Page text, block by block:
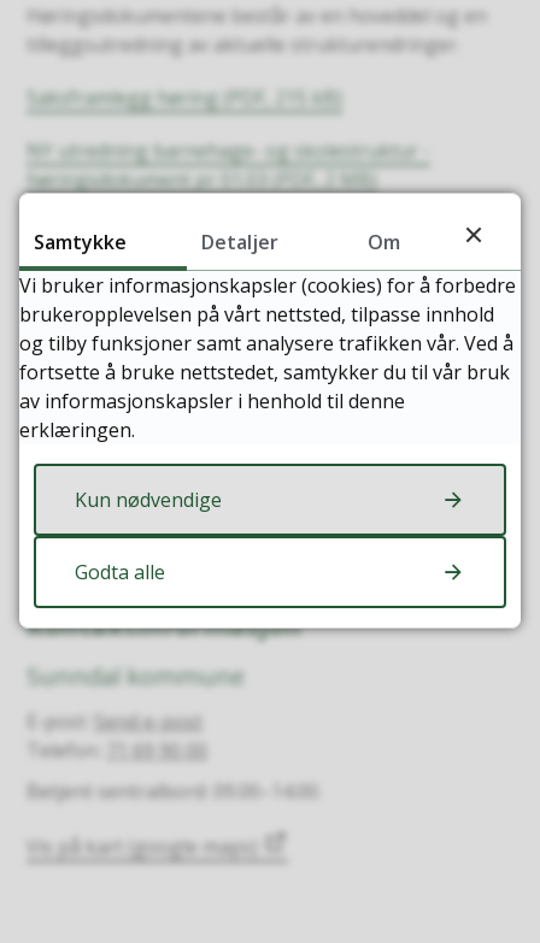
Høringsdokumentene består av en hoveddel og en
tilleggsutredning av aktuelle strukturendringer.
Saksframlegg høring (PDF, 215 kB)
NY utredning barnehage- og skolestruktur -
høringsdokument pr 01.03 (PDF, 2 MB)
Barnehage- og skolebruksplan -
grunnlagsdokument fra KS-Konsulent 2018 (PDF, 2
MB)
Høringsinnspillene
Sist endret 04.05.2026 13:54
Kontaktinformasjon
Sunndal kommune
E-post
Send e-post
Telefon
71 69 90 00
Betjent sentralbord: 09.00–14.00.
Vis på kart (google maps)
Samtykke Detaljer
Om
Vi bruker informasjonskapsler (cookies) for å forbedre
brukeropplevelsen på vårt nettsted, tilpasse innhold
og tilby funksjoner samt analysere trafikken vår. Ved å
fortsette å bruke nettstedet, samtykker du til vår bruk
av informasjonskapsler i henhold til denne
erklæringen.
Kun nødvendige
Godta alle